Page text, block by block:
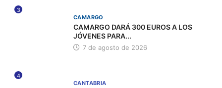
3
CAMARGO
CAMARGO DARÁ 300 EUROS A LOS
JÓVENES PARA...
7 de agosto de 2026
4
CANTABRIA